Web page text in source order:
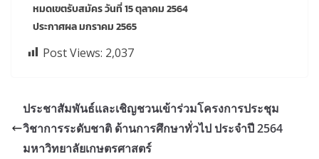
หมดเขตรับสมัคร วันที่ 15 ตุลาคม 2564
ประกาศผล มกราคม 2565
Post Views: 2,037
ประชาสัมพันธ์และเชิญชวนเข้าร่วมโครงการประชุม
วิชาการระดับชาติ ด้านการศึกษาทั่วไป ประจำปี 2564
มหาวิทยาลัยเกษตรศาสตร์